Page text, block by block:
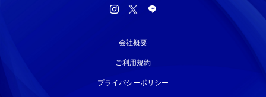
会社概要
ご利用規約
プライバシーポリシー